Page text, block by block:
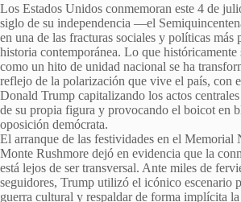
Los Estados Unidos conmemoran este 4 de
siglo de su independencia —el
en una de las fracturas sociales y políticas más
historia contemporánea. Lo que históricamente
como un hito de unidad nacional se ha
reflejo de la polarización que vive el país, con
Donald Trump capitalizando los actos
de su propia figura y provocando el boicot en
oposición demócrata.
El arranque de las festividades en el Memorial
Monte Rushmore dejó en evidencia que la
está lejos de ser transversal. Ante miles de
seguidores, Trump utilizó el icónico escenario
guerra cultural y respaldar de forma implícita